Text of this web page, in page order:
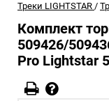
Треки LIGHTSTAR /
Комплект
509426/
Pro Lightstar